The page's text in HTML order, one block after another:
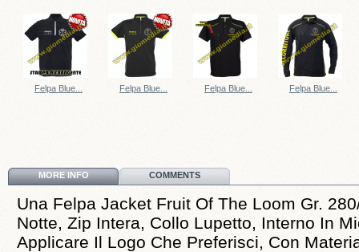
Felpa Blue... Felpa Blue... Felpa Blue... Felpa Blue...
MORE INFO COMMENTS
Una Felpa Jacket Fruit Of The Loom Gr.
Notte, Zip Intera, Collo Lupetto, Interno In
Applicare Il Logo Che Preferisci, Con